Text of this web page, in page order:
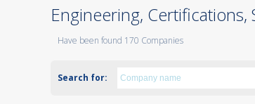
Engineering, Certifications,
Have been found 170 Companies
Search for: